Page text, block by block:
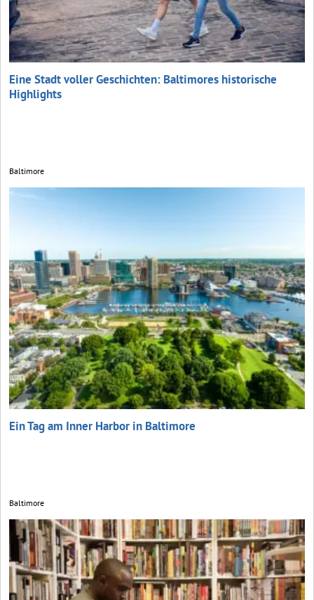
Eine Stadt voller Geschichten: Baltimores historische
Highlights
Baltimore
Ein Tag am Inner Harbor in Baltimore
Baltimore